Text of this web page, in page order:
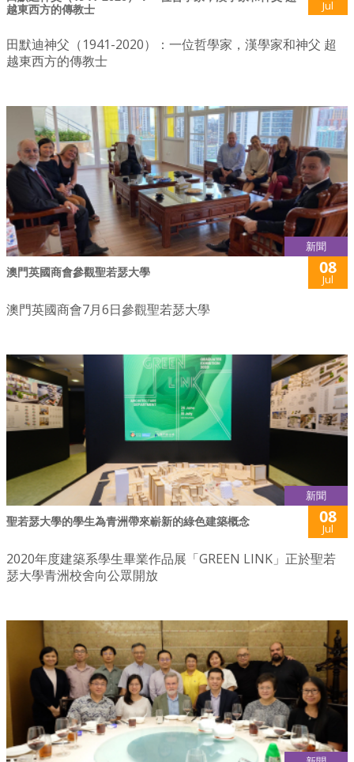
越東西方的傳教士
Jul
田默迪神父（1941-2020）：一位哲學家，漢學家和神父 超
越東西方的傳教士
新聞
澳門英國商會參觀聖若瑟大學 08
Jul
澳門英國商會7月6日參觀聖若瑟大學
新聞
聖若瑟大學的學生為青洲帶來嶄新的綠色建築概念 08
Jul
2020年度建築系學生畢業作品展「GREEN LINK」正於聖若
瑟大學青洲校舍向公眾開放